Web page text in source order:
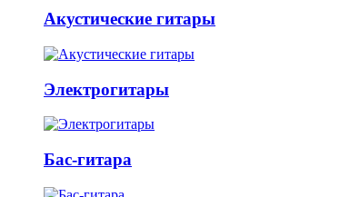
Акустические гитары
Электрогитары
Бас-гитара